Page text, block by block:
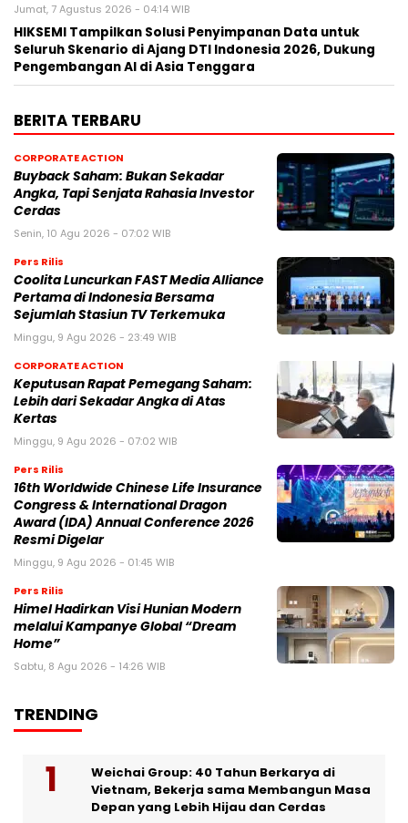
Jumat, 7 Agustus 2026 - 04:14 WIB
HIKSEMI Tampilkan Solusi Penyimpanan Data untuk
Seluruh Skenario di Ajang DTI Indonesia 2026, Dukung
Pengembangan AI di Asia Tenggara
BERITA TERBARU
CORPORATE ACTION
Buyback Saham: Bukan Sekadar
Angka, Tapi Senjata Rahasia Investor
Cerdas
Senin, 10 Agu 2026 - 07:02 WIB
Pers Rilis
Coolita Luncurkan FAST Media Alliance
Pertama di Indonesia Bersama
Sejumlah Stasiun TV Terkemuka
Minggu, 9 Agu 2026 - 23:49 WIB
CORPORATE ACTION
Keputusan Rapat Pemegang Saham:
Lebih dari Sekadar Angka di Atas
Kertas
Minggu, 9 Agu 2026 - 07:02 WIB
Pers Rilis
16th Worldwide Chinese Life Insurance
Congress & International Dragon
Award (IDA) Annual Conference 2026
Resmi Digelar
Minggu, 9 Agu 2026 - 01:45 WIB
Pers Rilis
Himel Hadirkan Visi Hunian Modern
melalui Kampanye Global “Dream
Home”
Sabtu, 8 Agu 2026 - 14:26 WIB
TRENDING
Weichai Group: 40 Tahun Berkarya di
Vietnam, Bekerja sama Membangun Masa
Depan yang Lebih Hijau dan Cerdas